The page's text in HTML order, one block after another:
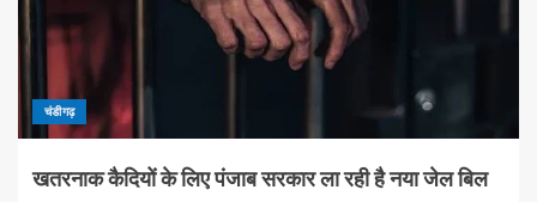
चंडीगढ़
खतरनाक कैदियों के लिए पंजाब सरकार ला रही है नया जेल बिल